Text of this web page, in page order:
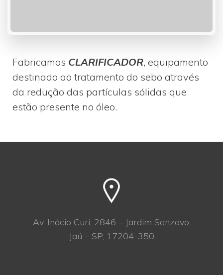
Fabricamos CLARIFICADOR, equipamento
destinado ao tratamento do sebo através
da redução das partículas sólidas que
estão presente no óleo.
Av. Inácio Curi, 2846 – Jardim Sanzovo,
Jaú – SP, 17204-350